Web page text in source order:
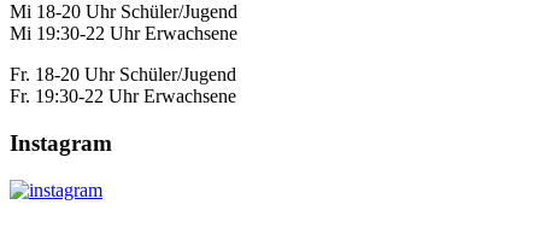
Mi 18-20 Uhr Schüler/Jugend
Mi 19:30-22 Uhr Erwachsene
Fr. 18-20 Uhr Schüler/Jugend
Fr. 19:30-22 Uhr Erwachsene
Instagram